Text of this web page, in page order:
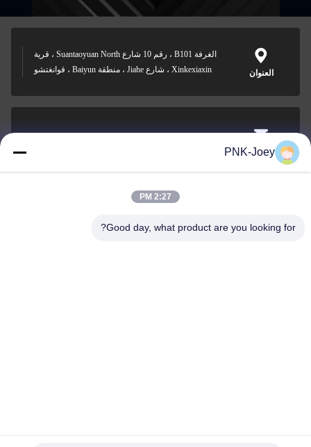
العنوان
الغرفة B101 ، رقم 10 شارع Suantaoyuan North ، قرية
Xinkexiaxin ، شارع Jiahe ، منطقة Baiyun ، قوانغتشو
البريد
xianzhihao@gzxingchao.info
008613580404923
PNK-Joey
2:27 PM
Good day, what product are you looking for?